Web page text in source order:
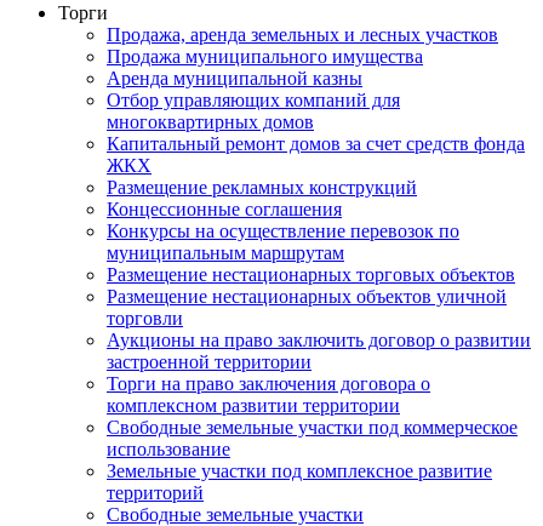
Торги
Продажа, аренда земельных и лесных участков
Продажа муниципального имущества
Аренда муниципальной казны
Отбор управляющих компаний для
многоквартирных домов
Капитальный ремонт домов за счет средств фонда
ЖКХ
Размещение рекламных конструкций
Концессионные соглашения
Конкурсы на осуществление перевозок по
муниципальным маршрутам
Размещение нестационарных торговых объектов
Размещение нестационарных объектов уличной
торговли
Аукционы на право заключить договор о развитии
застроенной территории
Торги на право заключения договора о
комплексном развитии территории
Свободные земельные участки под коммерческое
использование
Земельные участки под комплексное развитие
территорий
Свободные земельные участки